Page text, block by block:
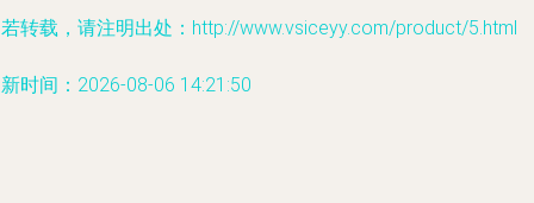
转载，请注明出处：http://www.vsiceyy.com/product/5.html
时间：2026-08-06 14:21:50